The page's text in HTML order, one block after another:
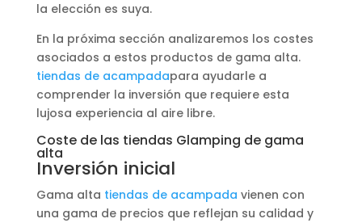
la elección es suya.
En la próxima sección analizaremos los costes
asociados a estos productos de gama alta.
tiendas de acampadapara ayudarle a
comprender la inversión que requiere esta
lujosa experiencia al aire libre.
Coste de las tiendas Glamping de gama
alta
Inversión inicial
Gama alta tiendas de acampada vienen con
una gama de precios que reflejan su calidad y